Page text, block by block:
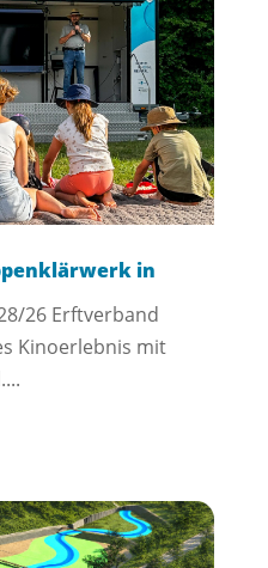
in
26 Erftverband
Kinoerlebnis mit